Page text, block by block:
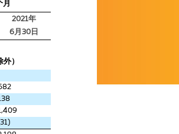
月
2021年
6月 30 日
）